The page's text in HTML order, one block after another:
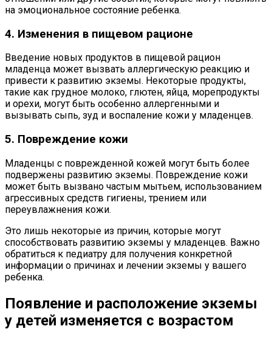
на эмоциональное состояние ребенка.
4. Изменения в пищевом рационе
Введение новых продуктов в пищевой рацион
младенца может вызвать аллергическую реакцию и
привести к развитию экземы. Некоторые продукты,
такие как грудное молоко, глютен, яйца, морепродукты
и орехи, могут быть особенно аллергенными и
вызывать сыпь, зуд и воспаление кожи у младенцев.
5. Повреждение кожи
Младенцы с поврежденной кожей могут быть более
подвержены развитию экземы. Повреждение кожи
может быть вызвано частым мытьем, использованием
агрессивных средств гигиены, трением или
переувлажнения кожи.
Это лишь некоторые из причин, которые могут
способствовать развитию экземы у младенцев. Важно
обратиться к педиатру для получения конкретной
информации о причинах и лечении экземы у вашего
ребенка.
Появление и расположение экземы
у детей изменяется с возрастом